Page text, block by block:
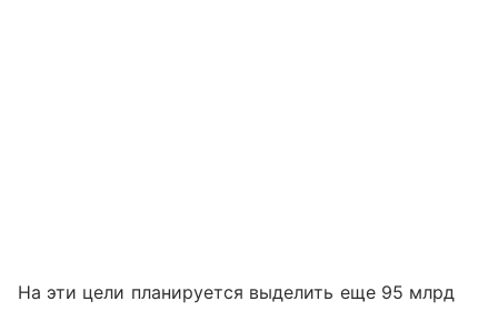
На эти цели планируется выделить еще 95 млрд